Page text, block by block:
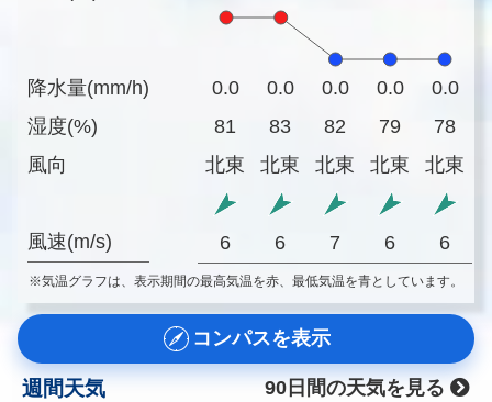
降水量(mm/h)
湿度(%)
風向
風速(m/s)
0.0 0.0 0.0 0.0
0.0
81
83 82 79
78
北東
北東 北東 北東 北東
6 6 7 6 6
※気温グラフは、表示期間の最高気温を赤、最低気温を青としています。
コンパスを表示
週間天気
90日間の天気を見る